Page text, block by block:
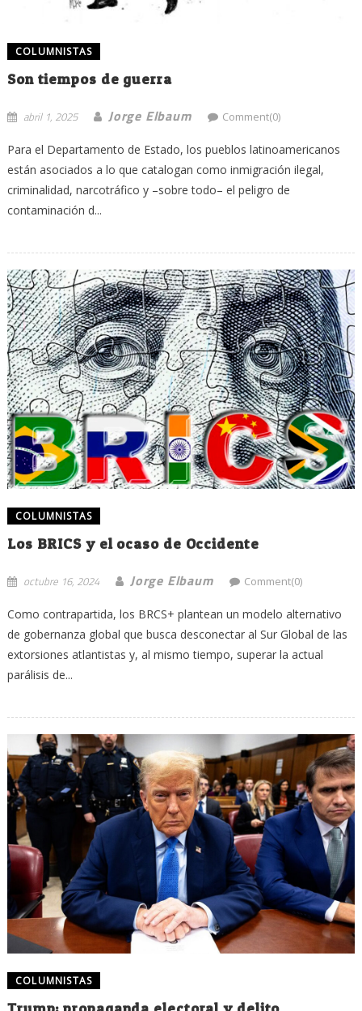
COLUMNISTAS
Son tiempos de guerra
abril 1, 2025 Jorge Elbaum Comment(0)
Para el Departamento de Estado, los pueblos latinoamericanos
están asociados a lo que catalogan como inmigración ilegal,
criminalidad, narcotráfico y –sobre todo– el peligro de
contaminación d...
COLUMNISTAS
Los BRICS y el ocaso de Occidente
octubre 16, 2024 Jorge Elbaum Comment(0)
Como contrapartida, los BRCS+ plantean un modelo alternativo
de gobernanza global que busca desconectar al Sur Global de las
extorsiones atlantistas y, al mismo tiempo, superar la actual
parálisis de...
COLUMNISTAS